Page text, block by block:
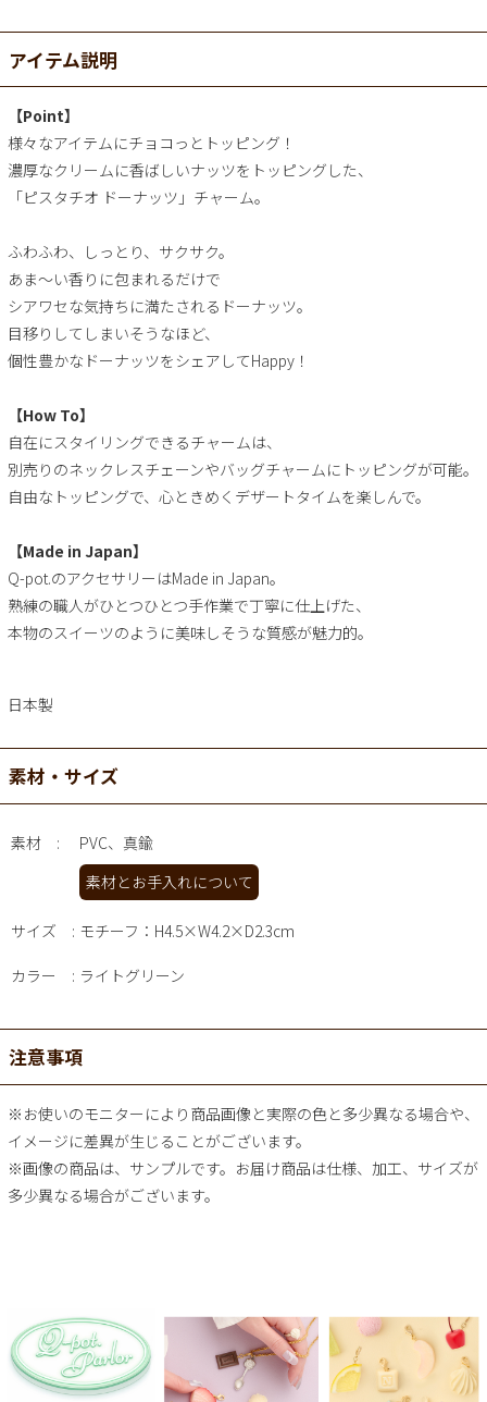
アイテム説明
【Point】
様々なアイテムにチョコっとトッピング！
濃厚なクリームに香ばしいナッツをトッピングした、
「ピスタチオ ドーナッツ」チャーム。
ふわふわ、しっとり、サクサク。
あま～い香りに包まれるだけで
シアワセな気持ちに満たされるドーナッツ。
目移りしてしまいそうなほど、
個性豊かなドーナッツをシェアしてHappy！
【How To】
自在にスタイリングできるチャームは、
別売りのネックレスチェーンやバッグチャームにトッピングが可能。
自由なトッピングで、心ときめくデザートタイムを楽しんで。
【Made in Japan】
Q-pot.のアクセサリーはMade in Japan。
熟練の職人がひとつひとつ手作業で丁寧に仕上げた、
本物のスイーツのように美味しそうな質感が魅力的。
日本製
素材・サイズ
素材
PVC、真鍮
素材とお手入れについて
サイズ モチーフ：H4.5×W4.2×D2.3cm
カラー ライトグリーン
注意事項
※お使いのモニターにより商品画像と実際の色と多少異なる場合や、
イメージに差異が生じることがございます。
※画像の商品は、サンプルです。お届け商品は仕様、加工、サイズが
多少異なる場合がございます。